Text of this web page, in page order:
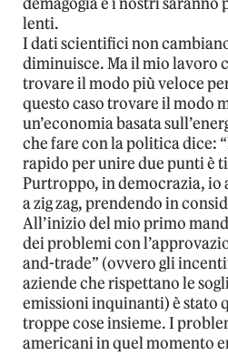
lenti.
I dati scientifici non
diminuisce. Ma il mio lavoro
trovare il modo più veloce
questo caso trovare il modo
un’economia basata
che fare con la politica dice:
rapido per unire due punti è
Purtroppo, in democrazia, io
a zig zag, prendendo in
All’inizio del mio primo
dei problemi con
and-trade” (ovvero gli
aziende che rispettano le
emissioni inquinanti) è stato
troppe cose insieme. I
americani in quel momento